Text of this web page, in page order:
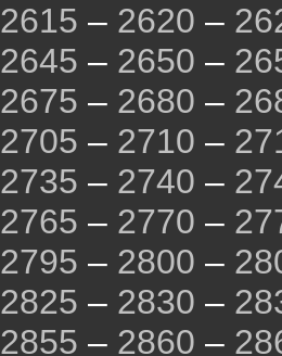
2615 – 2620 –
2645 – 2650 –
2675 – 2680 –
2705 – 2710 –
2735 – 2740 –
2765 – 2770 –
2795 – 2800 –
2825 – 2830 –
2855 – 2860 –